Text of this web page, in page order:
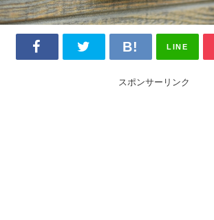
LINE
スポンサーリンク